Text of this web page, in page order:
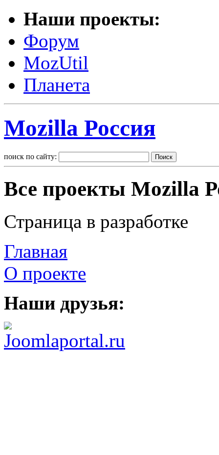
Наши проекты:
Форум
MozUtil
Планета
Mozilla Россия
поиск по сайту:
Все проекты Mozilla
Страница в разработке
Главная
О проекте
Наши друзья: